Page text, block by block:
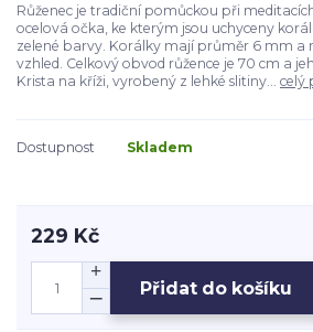
Růženec je tradiční pomůckou při
ocelová očka, ke kterým jsou uchyceny
zelené barvy. Korálky mají průměr 6 mm a
vzhled. Celkový obvod růžence je 70 cm a
Krista na kříži, vyrobený z lehké slitiny... celý
Dostupnost Skladem
229 Kč
Přidat do košíku